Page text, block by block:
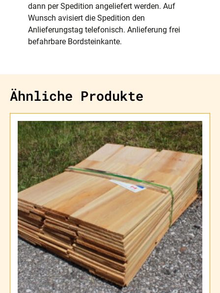
dann per Spedition angeliefert werden. Auf
Wunsch avisiert die Spedition den
Anlieferungstag telefonisch. Anlieferung frei
befahrbare Bordsteinkante.
Ähnliche Produkte